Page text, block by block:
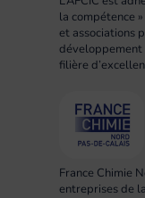
la compétence
et associations
développement
filière
France Chimie
entreprises de